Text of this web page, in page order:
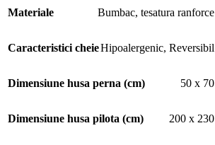
Materiale Bumbac, tesatura ranforce
Caracteristici cheieHipoalergenic, Reversibil
Dimensiune husa perna (cm) 50 x 70
Dimensiune husa pilota (cm) 200 x 230